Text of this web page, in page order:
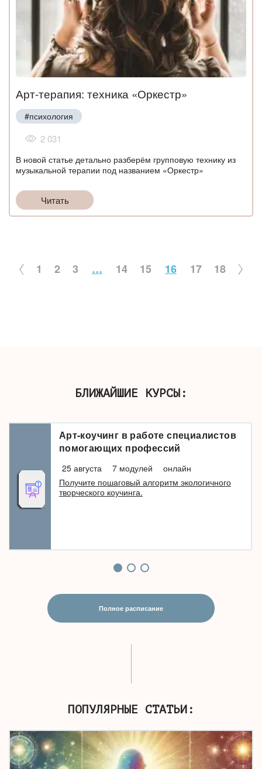
Арт-терапия: техника «Оркестр»
#психология
2 031
В новой статье детально разберём групповую технику из
музыкальной терапии под названием «Оркестр»
Читать
1 2 3 … 14 15 16 17 18
БЛИЖАЙШИЕ КУРСЫ:
Арт-коучинг в работе специалистов
помогающих профессий
25 августа 7 модулей
онлайн
Получите пошаговый алгоритм экологичного
творческого коучинга.
Полное расписание
ПОПУЛЯРНЫЕ СТАТЬИ: